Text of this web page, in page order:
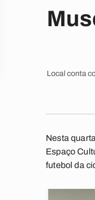
Local conta
Nesta
Espaço
futebol da